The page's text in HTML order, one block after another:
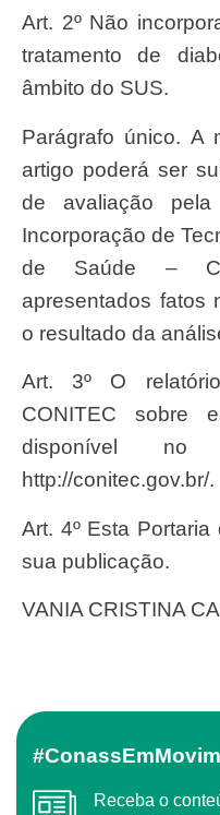
Art. 2º Não incorporar a empagliflozina para o
tratamento de
âmbito do SUS.
Parágrafo único. A matéria de que trata este
artigo poderá ser
de avaliação
Incorporação de
de Saúde –
apresentados fatos
o resultado da
Art. 3º O relatório de recomendação da
CONITEC sobre
disponível no
http://conitec.gov.br/.
Art. 4º Esta Portaria entra em vigor na data de
sua publicação.
VANIA CRISTINA
Receba o conteúdo semanal do Conass com